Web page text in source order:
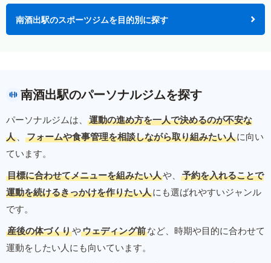
南酒出駅のスポーツジムを目的別に探す
南酒出駅のパーソナルジムを探す
パーソナルジムは、
運動の進め方を一人で決めるのが不安な
人 、 フォームや食事管理を相談しながら取り組みたい人に向い
ています。
目標に合わせてメニューを組みたい人や、
予約を入れることで
運動を続けるきっかけを作りたい人にも選ばれやすいジャンル
です。
産後の体づくりやウェディング前など、時期や目的に合わせて
運動をしたい人にも向いています。